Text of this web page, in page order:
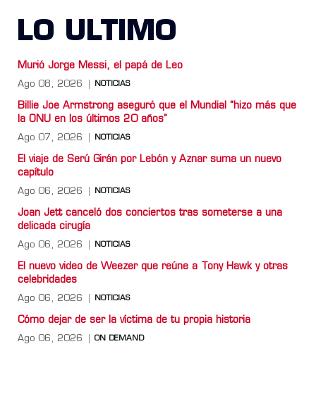
LO ULTIMO
Murió Jorge Messi, el papá de Leo
Ago 08, 2026 NOTICIAS
Billie Joe Armstrong aseguró que el Mundial “hizo más que
la ONU en los últimos 20 años”
Ago 07, 2026 NOTICIAS
El viaje de Serú Girán por Lebón y Aznar suma un nuevo
capítulo
Ago 06, 2026 NOTICIAS
Joan Jett canceló dos conciertos tras someterse a una
delicada cirugía
Ago 06, 2026 NOTICIAS
El nuevo video de Weezer que reúne a Tony Hawk y otras
celebridades
Ago 06, 2026 NOTICIAS
Cómo dejar de ser la víctima de tu propia historia
Ago 06, 2026 ON DEMAND